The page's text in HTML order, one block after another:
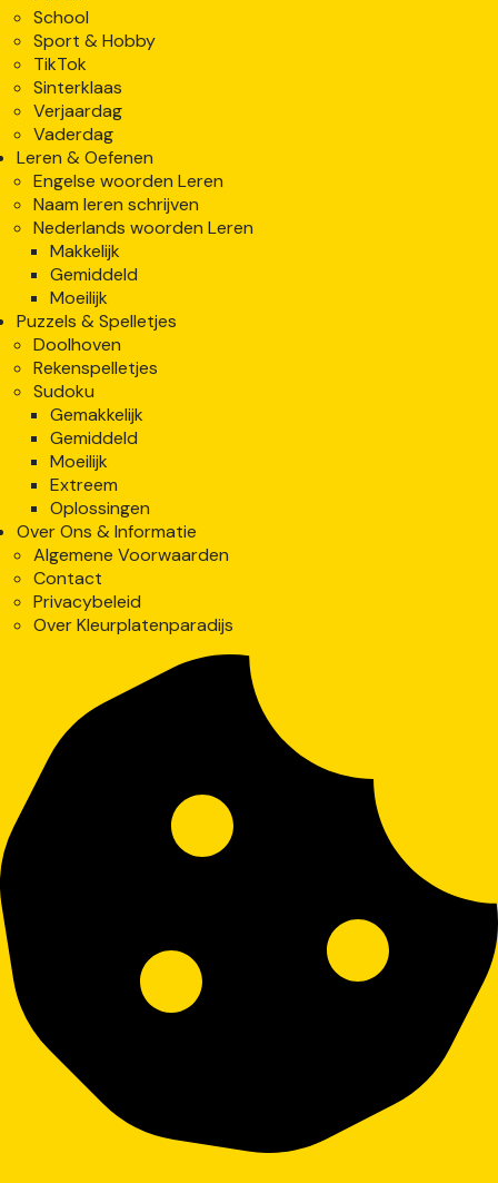
School
Sport & Hobby
TikTok
Sinterklaas
Verjaardag
Vaderdag
Leren & Oefenen
Engelse woorden Leren
Naam leren schrijven
Nederlands woorden Leren
Makkelijk
Gemiddeld
Moeilijk
Puzzels & Spelletjes
Doolhoven
Rekenspelletjes
Sudoku
Gemakkelijk
Gemiddeld
Moeilijk
Extreem
Oplossingen
Over Ons & Informatie
Algemene Voorwaarden
Contact
Privacybeleid
Over Kleurplatenparadijs